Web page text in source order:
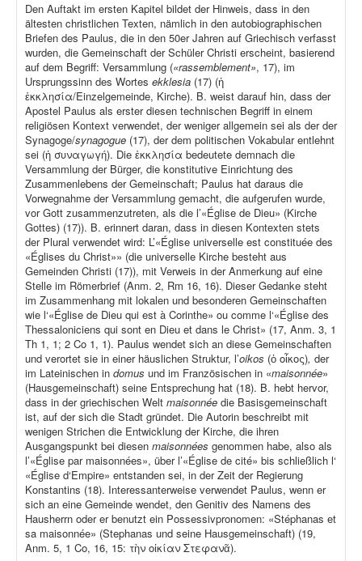
Den Auftakt im ersten Kapitel bildet der Hinweis, dass in den
ältesten christlichen Texten, nämlich in den autobiographischen
Briefen des Paulus, die in den 50er Jahren auf Griechisch verfasst
wurden, die Gemeinschaft der Schüler Christi erscheint, basierend
auf dem Begriff: Versammlung («rassemblement», 17), im
Ursprungssinn des Wortes ekklesia (17) (ἡ
ἐκκλησία/Einzelgemeinde, Kirche). B. weist darauf hin, dass der
Apostel Paulus als erster diesen technischen Begriff in einem
religiösen Kontext verwendet, der weniger allgemein sei als der der
Synagoge/synagogue (17), der dem politischen Vokabular entlehnt
sei (ἡ συναγωγή). Die ἐκκλησία bedeutete demnach die
Versammlung der Bürger, die konstitutive Einrichtung des
Zusammenlebens der Gemeinschaft; Paulus hat daraus die
Vorwegnahme der Versammlung gemacht, die aufgerufen wurde,
vor Gott zusammenzutreten, als die l’«Église de Dieu» (Kirche
Gottes) (17)). B. erinnert daran, dass in diesen Kontexten stets
der Plural verwendet wird: L’«Église universelle est constituée des
«Églises du Christ»» (die universelle Kirche besteht aus
Gemeinden Christi (17)), mit Verweis in der Anmerkung auf eine
Stelle im Römerbrief (Anm. 2, Rm 16, 16). Dieser Gedanke steht
im Zusammenhang mit lokalen und besonderen Gemeinschaften
wie l‘«Église de Dieu qui est à Corinthe» ou comme l‘«Église des
Thessaloniciens qui sont en Dieu et dans le Christ» (17, Anm. 3, 1
Th 1, 1; 2 Co 1, 1). Paulus wendet sich an diese Gemeinschaften
und verortet sie in einer häuslichen Struktur, l’oikos (ὁ οἶκος), der
im Lateinischen in domus und im Französischen in «maisonnée»
(Hausgemeinschaft) seine Entsprechung hat (18). B. hebt hervor,
dass in der griechischen Welt maisonnée die Basisgemeinschaft
ist, auf der sich die Stadt gründet. Die Autorin beschreibt mit
wenigen Strichen die Entwicklung der Kirche, die ihren
Ausgangspunkt bei diesen maisonnées genommen habe, also als
l’«Église par maisonnées», über l’«Église de cité» bis schließlich l‘
«Église d‘Empire» entstanden sei, in der Zeit der Regierung
Konstantins (18). Interessanterweise verwendet Paulus, wenn er
sich an eine Gemeinde wendet, den Genitiv des Namens des
Hausherrn oder er benutzt ein Possessivpronomen: «Stéphanas et
sa maisonnée» (Stephanas und seine Hausgemeinschaft) (19,
Anm. 5, 1 Co, 16, 15: τὴν οἰκίαν Στεφανᾶ).